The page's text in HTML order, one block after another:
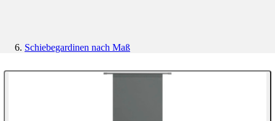
Schiebegardinen nach Maß